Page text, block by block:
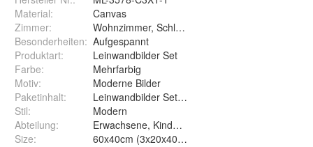
Material:
Canvas
Zimmer:
Wohnzimmer, Schlafzimmer, Kinderzimmer
Besonderheiten: Aufgespannt
Produktart:
Leinwandbilder Set
Farbe:
Mehrfarbig
Motiv:
Moderne Bilder
Paketinhalt:
Leinwandbilder Set, Montageelemente
Stil:
Modern
Abteilung:
Erwachsene, Kinder, Mann, Frau
Size: